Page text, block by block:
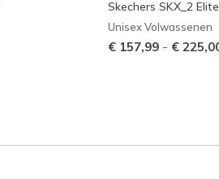
Skechers SKX_2
Unisex Volwassenen
€ 157,99 - €